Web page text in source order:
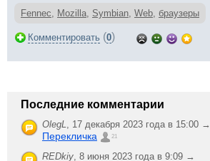
Fennec, Mozilla, Symbian, Web, браузеры
Комментировать (0)
Последние комментарии
OlegL, 17 декабря 2023 года в 15:00 →
Перекличка 21
REDkiy, 8 июня 2023 года в 9:09 →